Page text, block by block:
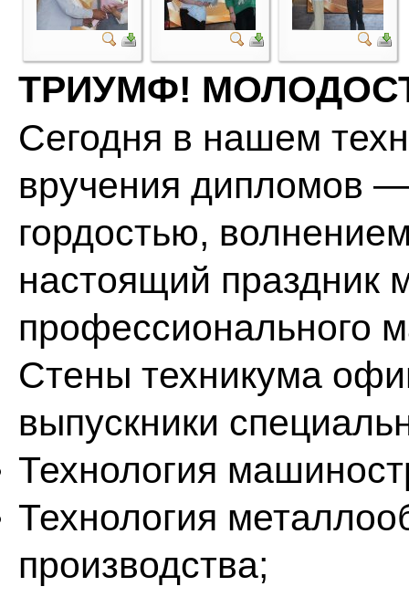
ТРИУМФ!
Сегодня в нашем
вручения дипломов
гордостью,
настоящий праздник
профессионального
Стены техникума
выпускники
Технология
Технология
производства;